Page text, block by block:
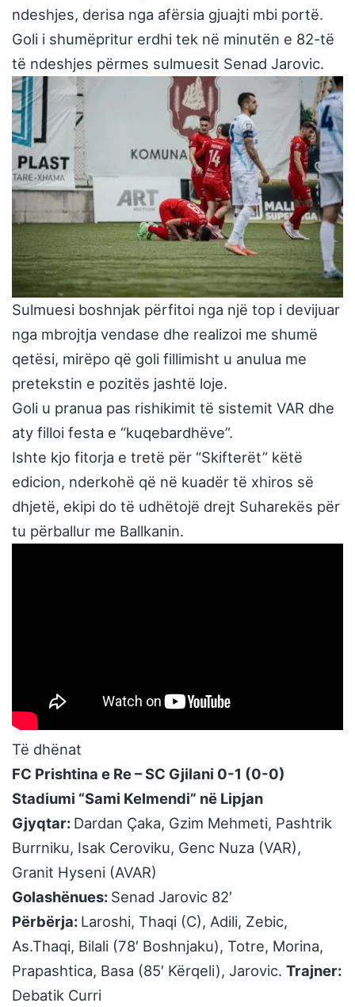
ndeshjes, derisa nga afërsia gjuajti mbi portë.
Goli i shumëpritur erdhi tek në minutën e 82-të
të ndeshjes përmes sulmuesit Senad Jarovic.
Sulmuesi boshnjak përfitoi nga një top i devijuar
nga mbrojtja vendase dhe realizoi me shumë
qetësi, mirëpo që goli fillimisht u anulua me
pretekstin e pozitës jashtë loje.
Goli u pranua pas rishikimit të sistemit VAR dhe
aty filloi festa e “kuqebardhëve”.
Ishte kjo fitorja e tretë për “Skifterët” këtë
edicion, nderkohë që në kuadër të xhiros së
dhjetë, ekipi do të udhëtojë drejt Suharekës për
tu përballur me Ballkanin.
Të dhënat
FC Prishtina e Re – SC Gjilani 0-1 (0-0)
Stadiumi “Sami Kelmendi” në Lipjan
Gjyqtar: Dardan Çaka, Gzim Mehmeti, Pashtrik
Burrniku, Isak Ceroviku, Genc Nuza (VAR),
Granit Hyseni (AVAR)
Golashënues: Senad Jarovic 82′
Përbërja: Laroshi, Thaqi (C), Adili, Zebic,
As.Thaqi, Bilali (78′ Boshnjaku), Totre, Morina,
Prapashtica, Basa (85′ Kërqeli), Jarovic. Trajner:
Debatik Curri